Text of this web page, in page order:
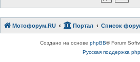
Мотофорум.RU Портал Список
Создано на основе phpBB® Forum
Русская поддержка